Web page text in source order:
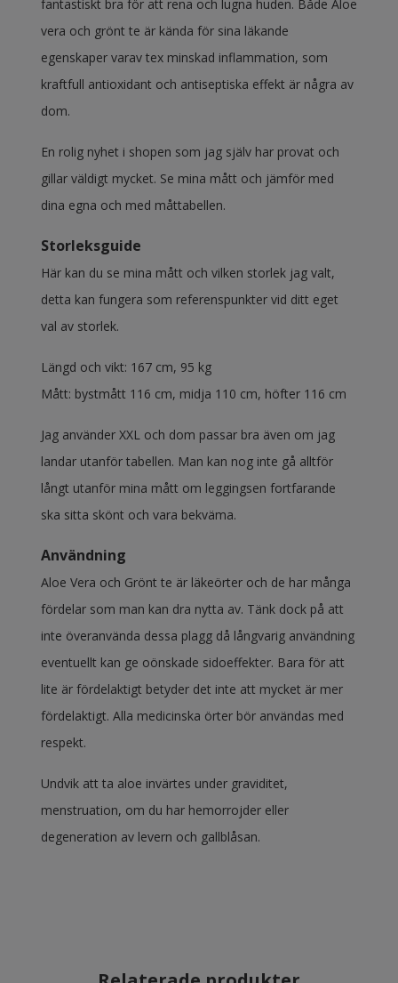
fantastiskt bra för att rena och lugna huden. Både Aloe
vera och grönt te är kända för sina läkande
egenskaper varav tex minskad inflammation, som
kraftfull antioxidant och antiseptiska effekt är några av
dom.
En rolig nyhet i shopen som jag själv har provat och
gillar väldigt mycket. Se mina mått och jämför med
dina egna och med måttabellen.
Storleksguide
Här kan du se mina mått och vilken storlek jag valt,
detta kan fungera som referenspunkter vid ditt eget
val av storlek.
Längd och vikt: 167 cm, 95 kg
Mått: bystmått 116 cm, midja 110 cm, höfter 116 cm
Jag använder XXL och dom passar bra även om jag
landar utanför tabellen. Man kan nog inte gå alltför
långt utanför mina mått om leggingsen fortfarande
ska sitta skönt och vara bekväma.
Användning
Aloe Vera och Grönt te är läkeörter och de har många
fördelar som man kan dra nytta av. Tänk dock på att
inte överanvända dessa plagg då långvarig användning
eventuellt kan ge oönskade sidoeffekter. Bara för att
lite är fördelaktigt betyder det inte att mycket är mer
fördelaktigt. Alla medicinska örter bör användas med
respekt.
Undvik att ta aloe invärtes under graviditet,
menstruation, om du har hemorrojder eller
degeneration av levern och gallblåsan.